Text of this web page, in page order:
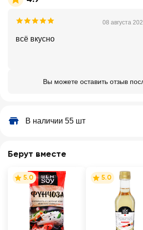
08 августа
всё вкусно
Вы можете оставить отзыв
В наличии 55 шт
Берут вместе
5.0 5.0